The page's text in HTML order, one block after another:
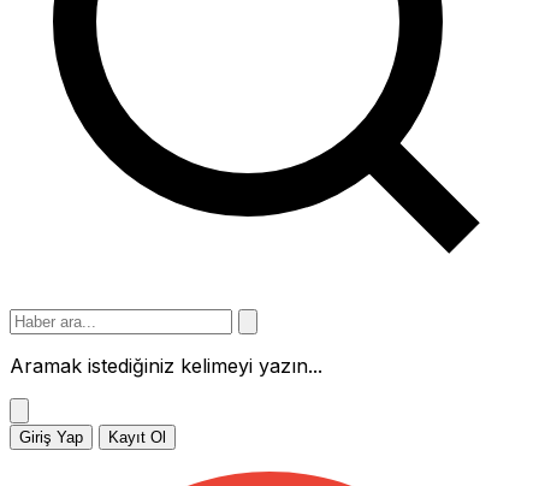
Aramak istediğiniz kelimeyi yazın...
Giriş Yap Kayıt Ol